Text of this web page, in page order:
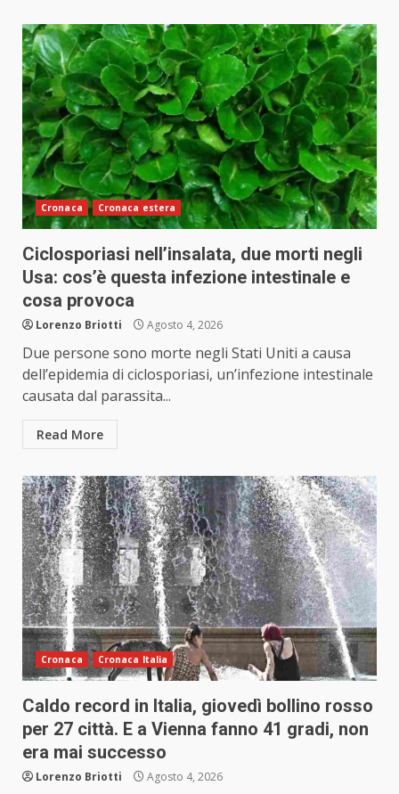
Cronaca Cronaca estera
Ciclosporiasi nell’insalata, due morti negli
Usa: cos’è questa infezione intestinale e
cosa provoca
Lorenzo Briotti Agosto 4, 2026
Due persone sono morte negli Stati Uniti a causa
dell’epidemia di ciclosporiasi, un’infezione intestinale
causata dal parassita...
Read More
Cronaca Cronaca Italia
Caldo record in Italia, giovedì bollino rosso
per 27 città. E a Vienna fanno 41 gradi, non
era mai successo
Lorenzo Briotti Agosto 4, 2026